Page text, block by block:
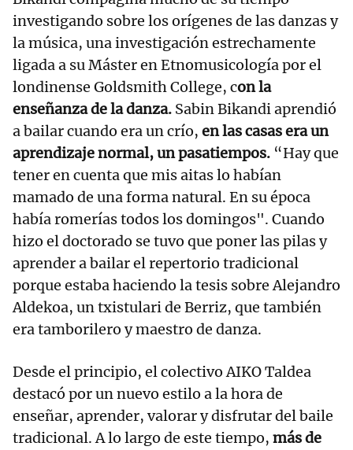
investigando sobre los orígenes de las danzas y
la música, una investigación estrechamente
ligada a su Máster en Etnomusicología por el
londinense Goldsmith College, con la
enseñanza de la danza. Sabin Bikandi aprendió
a bailar cuando era un crío, en las casas era un
aprendizaje normal, un pasatiempos. “Hay que
tener en cuenta que mis aitas lo habían
mamado de una forma natural. En su época
había romerías todos los domingos". Cuando
hizo el doctorado se tuvo que poner las pilas y
aprender a bailar el repertorio tradicional
porque estaba haciendo la tesis sobre Alejandro
Aldekoa, un txistulari de Berriz, que también
era tamborilero y maestro de danza.
Desde el principio, el colectivo AIKO Taldea
destacó por un nuevo estilo a la hora de
enseñar, aprender, valorar y disfrutar del baile
tradicional. A lo largo de este tiempo, más de